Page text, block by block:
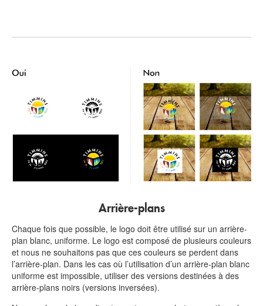
Arrière-plans
Chaque fois que possible, le logo doit être utilisé sur un arrière-
plan blanc, uniforme. Le logo est composé de plusieurs couleurs
et nous ne souhaitons pas que ces couleurs se perdent dans
l’arrière-plan. Dans les cas où l’utilisation d’un arrière-plan blanc
uniforme est impossible, utiliser des versions destinées à des
arrière-plans noirs (versions inversées).